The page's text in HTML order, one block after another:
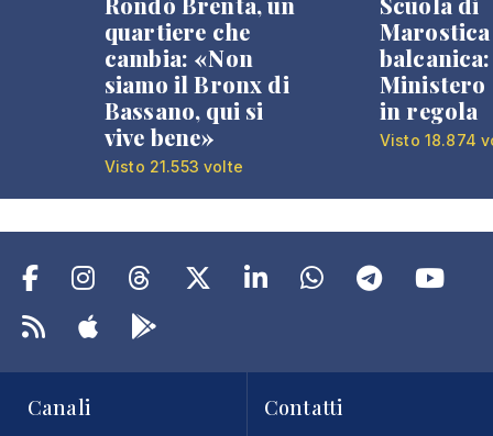
quartiere che
cambia: «Non
siamo il Bronx di
Bassano, qui si
vive bene»
Visto 21.553 volte
Ministero
in regola
Visto 18.874
Canali Contatti